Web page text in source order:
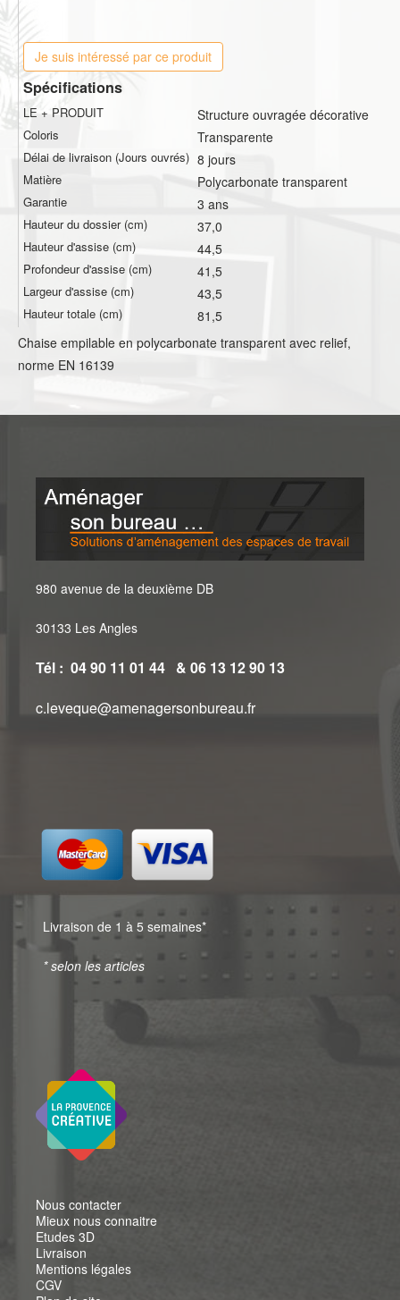
Je suis intéressé par ce produit
Spécifications
LE + PRODUIT Structure ouvragée décorative
Coloris Transparente
Délai de livraison (Jours ouvrés) 8 jours
Matière Polycarbonate transparent
Garantie 3 ans
Hauteur du dossier (cm) 37,0
Hauteur d'assise (cm) 44,5
Profondeur d'assise (cm) 41,5
Largeur d'assise (cm) 43,5
Hauteur totale (cm)
81,5
Chaise empilable en polycarbonate transparent avec relief,
norme EN 16139
980 avenue de la deuxième DB
30133 Les Angles
Tél : 04 90 11 01 44 & 06 13 12 90 13
c.leveque@amenagersonbureau.fr
Livraison de 1 à 5 semaines*
* selon les articles
Nous contacter
Mieux nous connaitre
Etudes 3D
Livraison
Mentions légales
CGV